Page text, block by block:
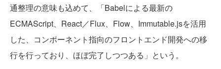
通整理の意味も込めて、「Babelによる最新の
ECMAScript、React／Flux、Flow、Immutable.jsを活用
した、コンポーネント指向のフロントエンド開発への移
行を行っており、ほぼ完了しつつある」という。